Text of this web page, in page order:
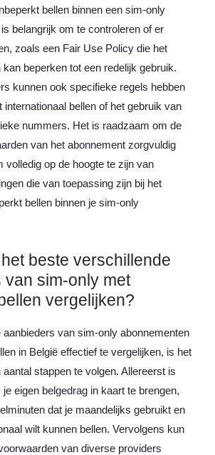
bellen binnen een sim-only
belangrijk om te controleren of er
zoals een Fair Use Policy die het
beperken tot een redelijk gebruik.
kunnen ook specifieke regels hebben
internationaal bellen of het gebruik van
nummers. Het is raadzaam om de
van het abonnement zorgvuldig
volledig op de hoogte te zijn van
die van toepassing zijn bij het
bellen binnen je sim-only
beste verschillende
van sim-only met
vergelijken?
van sim-only abonnementen
in België effectief te vergelijken, is het
stappen te volgen. Allereerst is
eigen belgedrag in kaart te brengen,
dat je maandelijks gebruikt en
wilt kunnen bellen. Vervolgens kun
van diverse providers